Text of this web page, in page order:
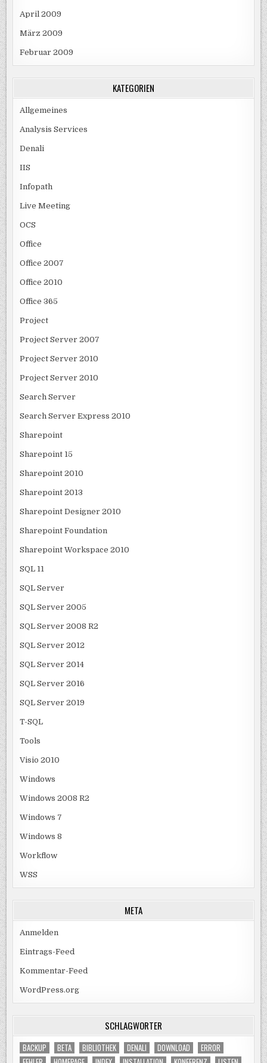
April 2009
März 2009
Februar 2009
KATEGORIEN
Allgemeines
Analysis Services
Denali
IIS
Infopath
Live Meeting
OCS
Office
Office 2007
Office 2010
Office 365
Project
Project Server 2007
Project Server 2010
Project Server 2010
Search Server
Search Server Express 2010
Sharepoint
Sharepoint 15
Sharepoint 2010
Sharepoint 2013
Sharepoint Designer 2010
Sharepoint Foundation
Sharepoint Workspace 2010
SQL 11
SQL Server
SQL Server 2005
SQL Server 2008 R2
SQL Server 2012
SQL Server 2014
SQL Server 2016
SQL Server 2019
T-SQL
Tools
Visio 2010
Windows
Windows 2008 R2
Windows 7
Windows 8
Workflow
WSS
META
Anmelden
Eintrags-Feed
Kommentar-Feed
WordPress.org
SCHLAGWÖRTER
BACKUP BETA BIBLIOTHEK DENALI DOWNLOAD
ERROR